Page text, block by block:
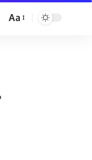
Font
Aa